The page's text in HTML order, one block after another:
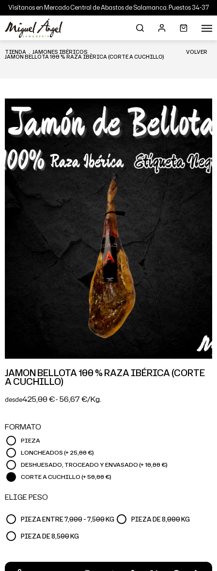
Visítanos en Mercado Central de Abastos de Salamanca. Puestos 34-37
TIENDA . JAMONES IBÉRICOS .
JAMON BELLOTA 100 % RAZA IBÉRICA (CORTE A CUCHILLO)
VOLVER
JAMON BELLOTA 100 % RAZA IBÉRICA (CORTE
A CUCHILLO)
desde425,00 €- 56,67 €/Kg.
FORMATO
PIEZA
LONCHEADOS (+ 25,00 €)
DESHUESADO, TROCEADO Y ENVASADO (+ 10,00 €)
CORTE A CUCHILLO (+ 50,00 €)
ELIGE PESO
PIEZA ENTRE 7,000 - 7,500 KG
PIEZA DE 8,000 KG
PIEZA DE 8,500 KG